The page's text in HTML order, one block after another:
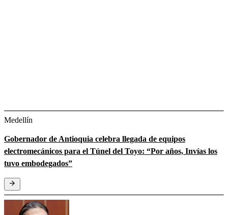
Medellín
Gobernador de Antioquia celebra llegada de equipos
electromecánicos para el Túnel del Toyo: “Por años, Invías los
tuvo embodegados”